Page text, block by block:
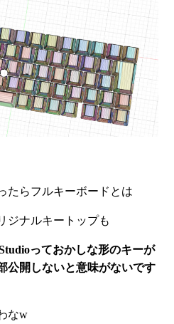
たらフルキーボードとは
ジナルキートップも
っておかしな形のキーが
公開しないと意味がないです
なw